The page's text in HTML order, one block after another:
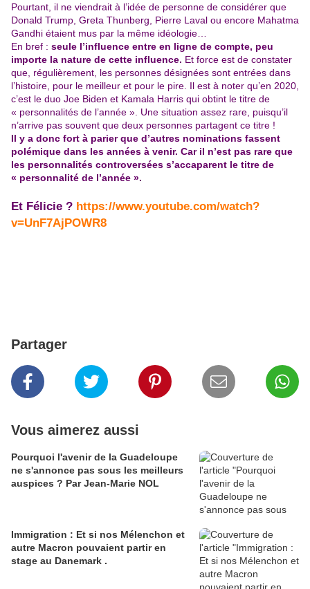
Pourtant, il ne viendrait à l’idée de personne de considérer que
Donald Trump, Greta Thunberg, Pierre Laval ou encore Mahatma
Gandhi étaient mus par la même idéologie…
En bref : seule l’influence entre en ligne de compte, peu
importe la nature de cette influence. Et force est de constater
que, régulièrement, les personnes désignées sont entrées dans
l’histoire, pour le meilleur et pour le pire. Il est à noter qu’en 2020,
c’est le duo Joe Biden et Kamala Harris qui obtint le titre de
« personnalités de l’année ». Une situation assez rare, puisqu’il
n’arrive pas souvent que deux personnes partagent ce titre !
Il y a donc fort à parier que d’autres nominations fassent
polémique dans les années à venir. Car il n’est pas rare que
les personnalités controversées s’accaparent le titre de
« personnalité de l’année ».
Et Félicie ? https://www.youtube.com/watch?
v=UnF7AjPOWR8
Partager
Vous aimerez aussi
Pourquoi l'avenir de la Guadeloupe
ne s'annonce pas sous les meilleurs
auspices ? Par Jean-Marie NOL
Immigration : Et si nos Mélenchon et
autre Macron pouvaient partir en
stage au Danemark .